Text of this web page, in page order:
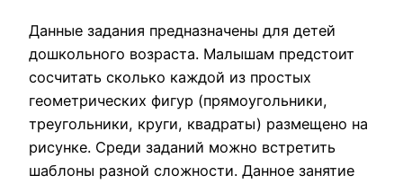
Данные задания предназначены для детей
дошкольного возраста. Малышам предстоит
сосчитать сколько каждой из простых
геометрических фигур (прямоугольники,
треугольники, круги, квадраты) размещено на
рисунке. Среди заданий можно встретить
шаблоны разной сложности. Данное занятие